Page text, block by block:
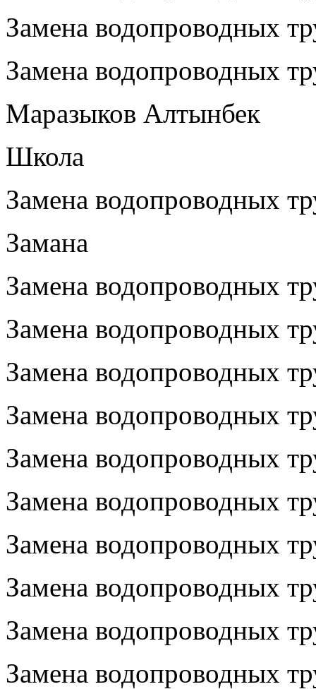
Замена водопроводных
Замена водопроводных
Маразыков Алтынбек
Школа
Замена водопроводных
Замана
Замена водопроводных
Замена водопроводных
Замена водопроводных
Замена водопроводных
Замена водопроводных
Замена водопроводных
Замена водопроводных
Замена водопроводных
Замена водопроводных
Замена водопроводных